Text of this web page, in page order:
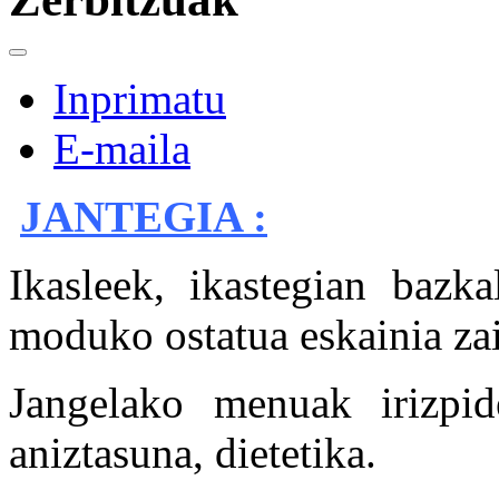
Inprimatu
E-maila
JANTEGIA :
Ikasleek, ikastegian
moduko ostatua eskainia
Jangelako menuak
aniztasuna, dietetika.